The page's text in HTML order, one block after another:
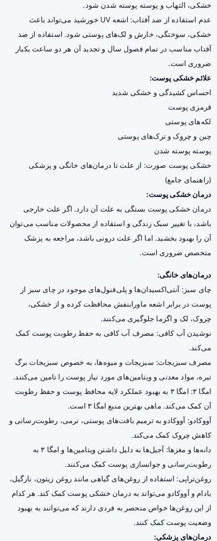
خشکی، التهاب و پوسته پوسته شدن شود.
عدم استفاده از ضد آفتاب: اشعه UV
خورشید می‌تواند باعث
خشکی، سوختگی، خارش و لک‌های پوستی شود. استفاده از ضد
آفتاب مناسب در تمام فصول سال و تجدید آن هر دو ساعت یکبار
ضروری است.
علائم خشکی پوست:
احساس کشیدگی و خشکی شدید
قرمزی پوست
لکه‌های پوستی
چین و چروک و ترک‌های پوستی
پوسته پوسته شدن
خشکی پوست صورت: از علت تا درمان‌های خانگی و پزشکی
(راهنمای جامع)
درمان خشکی پوست:
درمان خشکی پوست بستگی به علت آن دارد. اگر علت خارجی
باشد، با تغییر سبک زندگی و استفاده از محصولات مناسب می‌توان
آن را بهبود بخشید. اما اگر علت درونی باشد، مراجعه به پزشک
متخصص ضروری است.
درمان‌های خانگی:
چای سبز : آنتی‌اکسیدان‌ها و پلی‌فنول‌های موجود در چای سبز از
پوست در برابر اشعه ماورابنفش محافظت کرده و از خشکی،
چروک، لک و اگزما جلوگیری می‌کنند.
نوشیدن آب کافی: مصرف آب کافی به حفظ رطوبت پوست کمک
می‌کند.
مصرف سبزیجات: سبزیجات و میوه‌ها، به خصوص سبزیجات برگ
تیره، مواد معدنی و ویتامین‌های مورد نیاز پوست را تامین می‌کنند.
امگا ۳: امگا ۳ به بهبود عملکرد لایه محافظ پوست و حفظ رطوبت
آن کمک می‌کند. ماهی بهترین منبع امگا ۳ است.
آووکادو: آووکادو به ترمیم بافت‌های پوستی، نرمی، رطوبت‌رسانی و
کاهش چروک کمک می‌کند.
دانه‌ها و مغزها: آجیل‌ها به دلیل داشتن ویتامین‌ها و امگا ۳ به
رطوبت‌رسانی وجوانسازی پوست کمک می‌کنند.
روغن‌تراپی: استفاده از روغن‌های گیاهی مانند روغن زیتون، نارگیل،
بادام و آووکادو می‌تواند به درمان خشکی پوست کمک کند. هر کدام
از این روغن‌ها خواص منحصر به فردی دارند که می‌توانند به بهبود
وضعیت پوست کمک کنند.
درمان‌های پزشکی: